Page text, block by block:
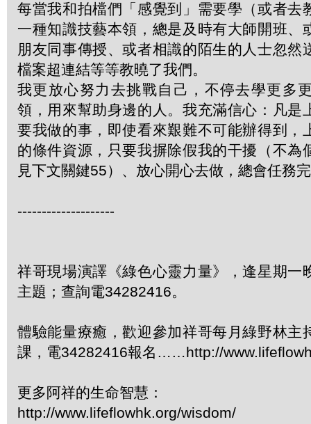
每當我和拍檔們「感覺到」需要學（或者去
一種知識技藝本領，總是及時有大師開班、
朋友同事傳授、或者相識的陌生的人士忽然
檔案超連結等等教曉了我們。
我更放心努力去挑戰自己，不停去學更多
領，用來幫助身邊的人。我充滿信心：凡是
要我做的事，即使看來艱難不可能辦得到，
的條件資源，只要我摒除假我的干擾（不為
見下文關鍵55）、放心開心去做，總會任務
--------------------
祥哥現場演譯《綠色心靈力量》，逢星期一
主題；查詢電34282416。
體驗能量療癒，歡迎參加祥哥每月綠野林主
課，電34282416報名……http://
更多阿祥的生命智慧：
http://www.lifeflowhk.org/wisdom/